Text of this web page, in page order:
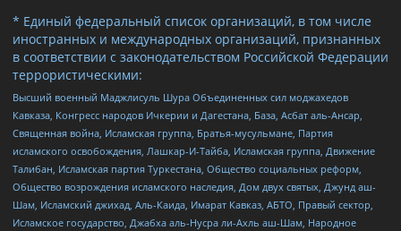
* Единый федеральный список организаций, в том числе
иностранных и международных организаций, признанных
в соответствии с законодательством Российской Федерации
террористическими:
Высший военный Маджлисуль Шура Объединенных сил моджахедов
Кавказа, Конгресс народов Ичкерии и Дагестана, База, Асбат аль-Ансар,
Священная война, Исламская группа, Братья-мусульмане, Партия
исламского освобождения, Лашкар-И-Тайба, Исламская группа, Движение
Талибан, Исламская партия Туркестана, Общество социальных реформ,
Общество возрождения исламского наследия, Дом двух святых, Джунд аш-
Шам, Исламский джихад, Аль-Каида, Имарат Кавказ, АБТО, Правый сектор,
Исламское государство, Джабха аль-Нусра ли-Ахль аш-Шам, Народное